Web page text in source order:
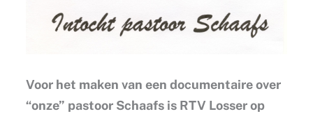
Voor het maken van een documentaire over
“onze” pastoor Schaafs is RTV Losser op